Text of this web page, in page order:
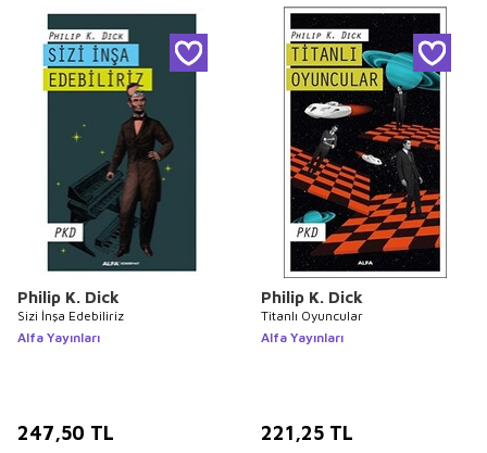
Philip K. Dick
Sizi İnşa Edebiliriz
Alfa Yayınları
247,50 TL
Philip K. Dick
Titanlı Oyuncular
Alfa Yayınları
221,25 TL